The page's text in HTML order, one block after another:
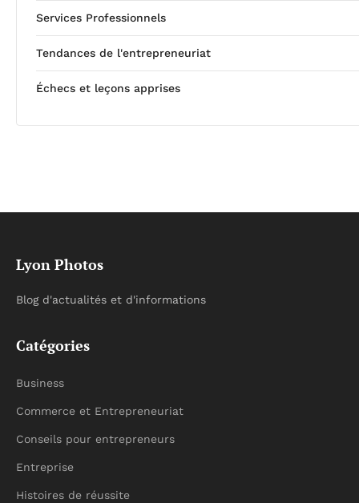
Services Professionnels
Tendances de l'entrepreneuriat
Échecs et leçons apprises
Lyon Photos
Blog d'actualités et d'informations
Catégories
Business
Commerce et Entrepreneuriat
Conseils pour entrepreneurs
Entreprise
Histoires de réussite